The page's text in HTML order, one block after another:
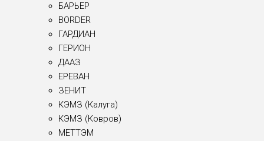
БАРЬЕР
BORDER
ГАРДИАН
ГЕРИОН
ДААЗ
ЕРЕВАН
ЗЕНИТ
КЭМЗ (Калуга)
КЭМЗ (Ковров)
МЕТТЭМ